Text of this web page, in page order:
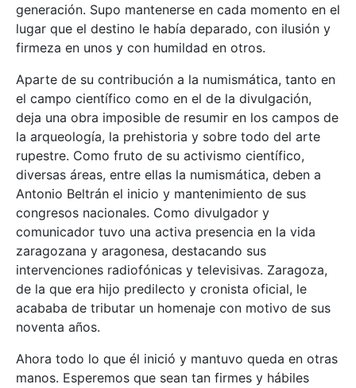
generación. Supo mantenerse en cada momento en el
lugar que el destino le había deparado, con ilusión y
firmeza en unos y con humildad en otros.
Aparte de su contribución a la numismática, tanto en
el campo científico como en el de la divulgación,
deja una obra imposible de resumir en los campos de
la arqueología, la prehistoria y sobre todo del arte
rupestre. Como fruto de su activismo científico,
diversas áreas, entre ellas la numismática, deben a
Antonio Beltrán el inicio y mantenimiento de sus
congresos nacionales. Como divulgador y
comunicador tuvo una activa presencia en la vida
zaragozana y aragonesa, destacando sus
intervenciones radiofónicas y televisivas. Zaragoza,
de la que era hijo predilecto y cronista oficial, le
acababa de tributar un homenaje con motivo de sus
noventa años.
Ahora todo lo que él inició y mantuvo queda en otras
manos. Esperemos que sean tan firmes y hábiles